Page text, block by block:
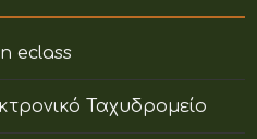
eclass
Ταχυδρομείο